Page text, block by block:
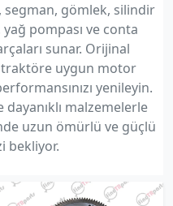
gömlek, silindir
pompası ve conta
sunar. Orijinal
uygun motor
yenileyin.
dayanıklı malzemelerle
uzun ömürlü ve güçlü
bekliyor.